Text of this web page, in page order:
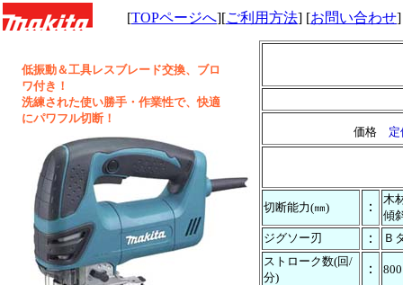
低振動＆工具レスブレード交換、ブロ
ワ付き！
洗練された使い勝手・作業性で、快適
にパワフル切断！
価格 定
切断能力(㎜) ：
木
傾
ジグソー刃
：
Ｂ
ストローク数(回/
分)
：
[TOPページへ][ご利用方法] [お問い合わせ